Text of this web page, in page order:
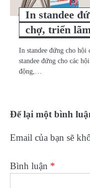
In standee
chợ, triển
In standee đứng cho hội
standee đứng cho các
động,…
Để lại một bình
Email của bạn sẽ
Bình luận *